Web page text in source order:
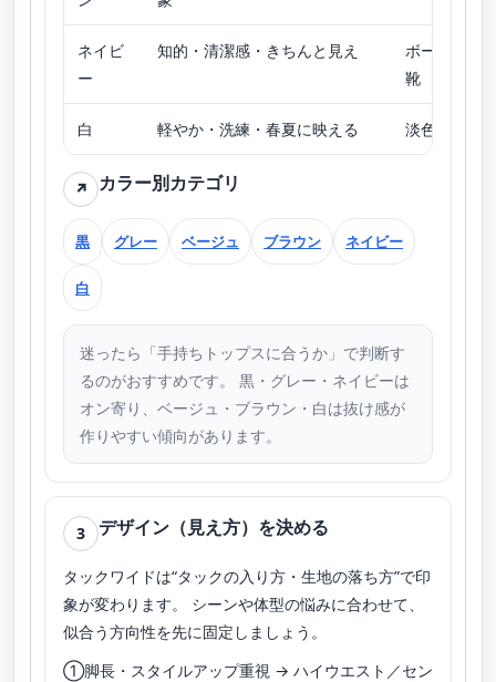
ネイビ
ー
知的・清潔感・きちんと見え
ボーダー／
靴
白 軽やか・洗練・春夏に映える 淡色トップ
↗ カラー別カテゴリ
黒 グレー ベージュ ブラウン ネイビー
白
迷ったら「手持ちトップスに合うか」で判断す
るのがおすすめです。 黒・グレー・ネイビーは
オン寄り、ベージュ・ブラウン・白は抜け感が
作りやすい傾向があります。
3 デザイン（見え方）を決める
タックワイドは“タックの入り方・生地の落ち方”で印
象が変わります。 シーンや体型の悩みに合わせて、
似合う方向性を先に固定しましょう。
①脚長・スタイルアップ重視 → ハイウエスト／セン